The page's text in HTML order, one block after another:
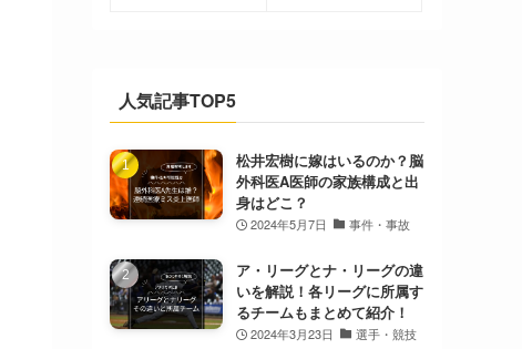
人気記事TOP5
松井宏樹に嫁はいるのか？脳
外科医A医師の家族構成と出
身はどこ？
2024年5月7日 事件・事故
ア・リーグとナ・リーグの違
いを解説！各リーグに所属す
るチームもまとめて紹介！
2024年3月23日 選手・競技